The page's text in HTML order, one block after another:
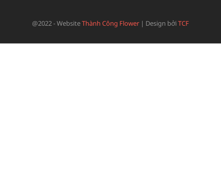
@2022 - WebsiteThành Công Flower | Design bởiTCF